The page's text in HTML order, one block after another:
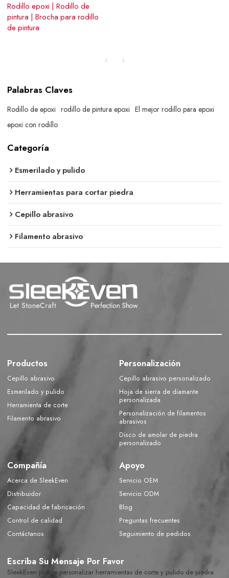
Rodillo epoxi | Rodillo de
pintura | Brocha para rodillo
de pintura
Palabras Claves
Rodillo de epoxi rodillo de pintura epoxi El mejor rodillo para epoxi
epoxi con rodillo
Categoría
Esmerilado y pulido
Herramientas para cortar piedra
Cepillo abrasivo
Filamento abrasivo
Productos
Cepillo abrasivo
Esmerilado y pulido
Herramienta de corte
Filamento abrasivo
Personalización
Cepillo abrasivo personalizado
Hoja de sierra de diamante
personalizada
Personalización de filamentos
abrasivos
Disco de amolar de piedra
personalizado
Compañía
Acerca de SleekEven
Distribuidor
Capacidad de fabricación
Control de calidad
Contáctanos
Apoyo
Servicio OEM
Servicio ODM
Blog
Preguntas frecuentes
Seguimiento de pedidos
Escriba Su Mensaje Por Favor
SleekEven puede personalizar herramientas de corte y pulido de piedra